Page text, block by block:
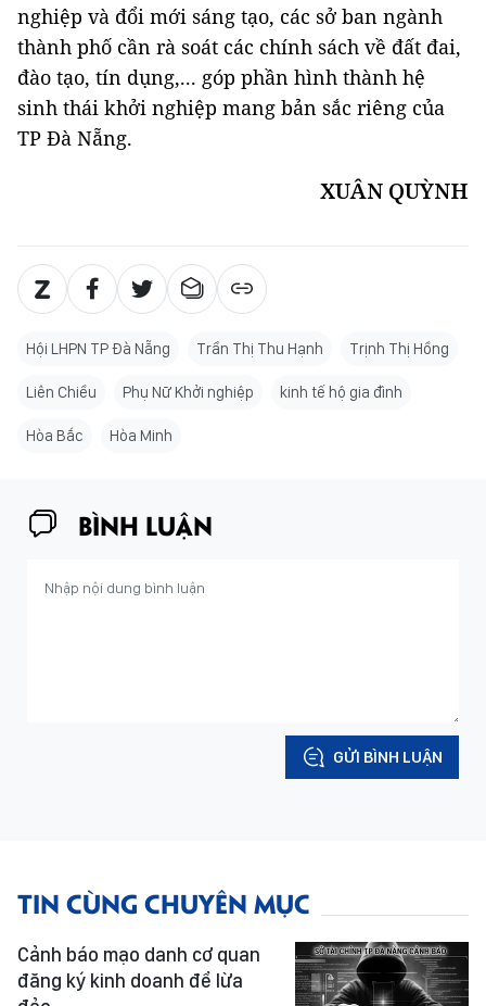
nghiệp và đổi mới sáng tạo, các sở ban ngành
thành phố cần rà soát các chính sách về đất đai,
đào tạo, tín dụng,... góp phần hình thành hệ
sinh thái khởi nghiệp mang bản sắc riêng của
TP Đà Nẵng.
XUÂN QUỲNH
Hội LHPN TP Đà Nẵng Trần Thị Thu Hạnh Trịnh Thị Hồng
Liên Chiều Phụ Nữ Khởi nghiệp kinh tế hộ gia đình
Hòa Bắc Hòa Minh
BÌNH LUẬN
GỬI BÌNH LUẬN
TIN CÙNG CHUYÊN MỤC
Cảnh báo mạo danh cơ quan
đăng ký kinh doanh để lừa